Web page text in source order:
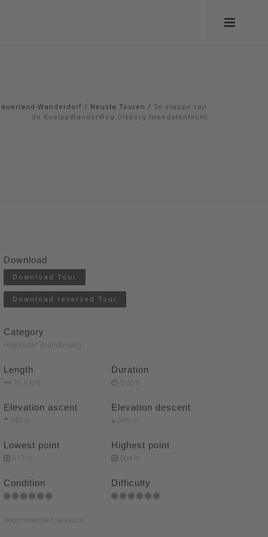
Wanderdorf / Neusta Touren / 2e etappe van
de KneippWanderWeg Olsberg tweedalentocht
Download
Download Tour
Download reversed Tour
Category
regionaler Wanderweg
Length
16.4 km
Duration
5:00 h
Elevation ascent
349 m
Elevation descent
349 m
Lowest point
317 m
Highest point
504 m
Condition Difficulty
Recommended seasons